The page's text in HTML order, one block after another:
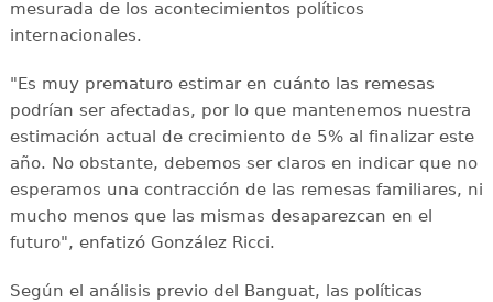
mesurada de los acontecimientos políticos
internacionales.
"Es muy prematuro estimar en cuánto las remesas
podrían ser afectadas, por lo que mantenemos nuestra
estimación actual de crecimiento de 5% al finalizar este
año. No obstante, debemos ser claros en indicar que no
esperamos una contracción de las remesas familiares, ni
mucho menos que las mismas desaparezcan en el
futuro", enfatizó González Ricci.
Según el análisis previo del Banguat, las políticas